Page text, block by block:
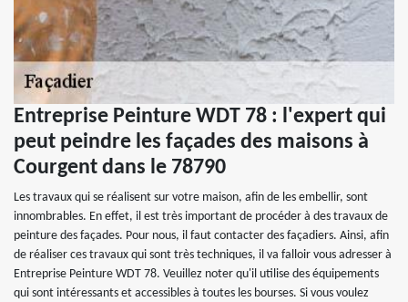
Entreprise Peinture WDT 78 : l'expert qui
peut peindre les façades des maisons à
Courgent dans le 78790
Les travaux qui se réalisent sur votre maison, afin de les embellir, sont
innombrables. En effet, il est très important de procéder à des travaux de
peinture des façades. Pour nous, il faut contacter des façadiers. Ainsi, afin
de réaliser ces travaux qui sont très techniques, il va falloir vous adresser à
Entreprise Peinture WDT 78. Veuillez noter qu'il utilise des équipements
qui sont intéressants et accessibles à toutes les bourses. Si vous voulez